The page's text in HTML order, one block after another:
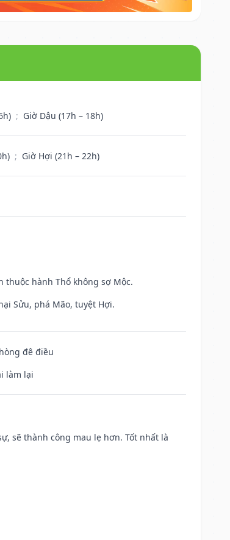
; Giờ Dậu (17h – 18h)
; Giờ Hợi (21h – 22h)
thuộc hành Thổ không sợ Mộc.
Sửu, phá Mão, tuyệt Hợi.
đê điều
làm lại
sẽ thành công mau lẹ hơn. Tốt nhất là